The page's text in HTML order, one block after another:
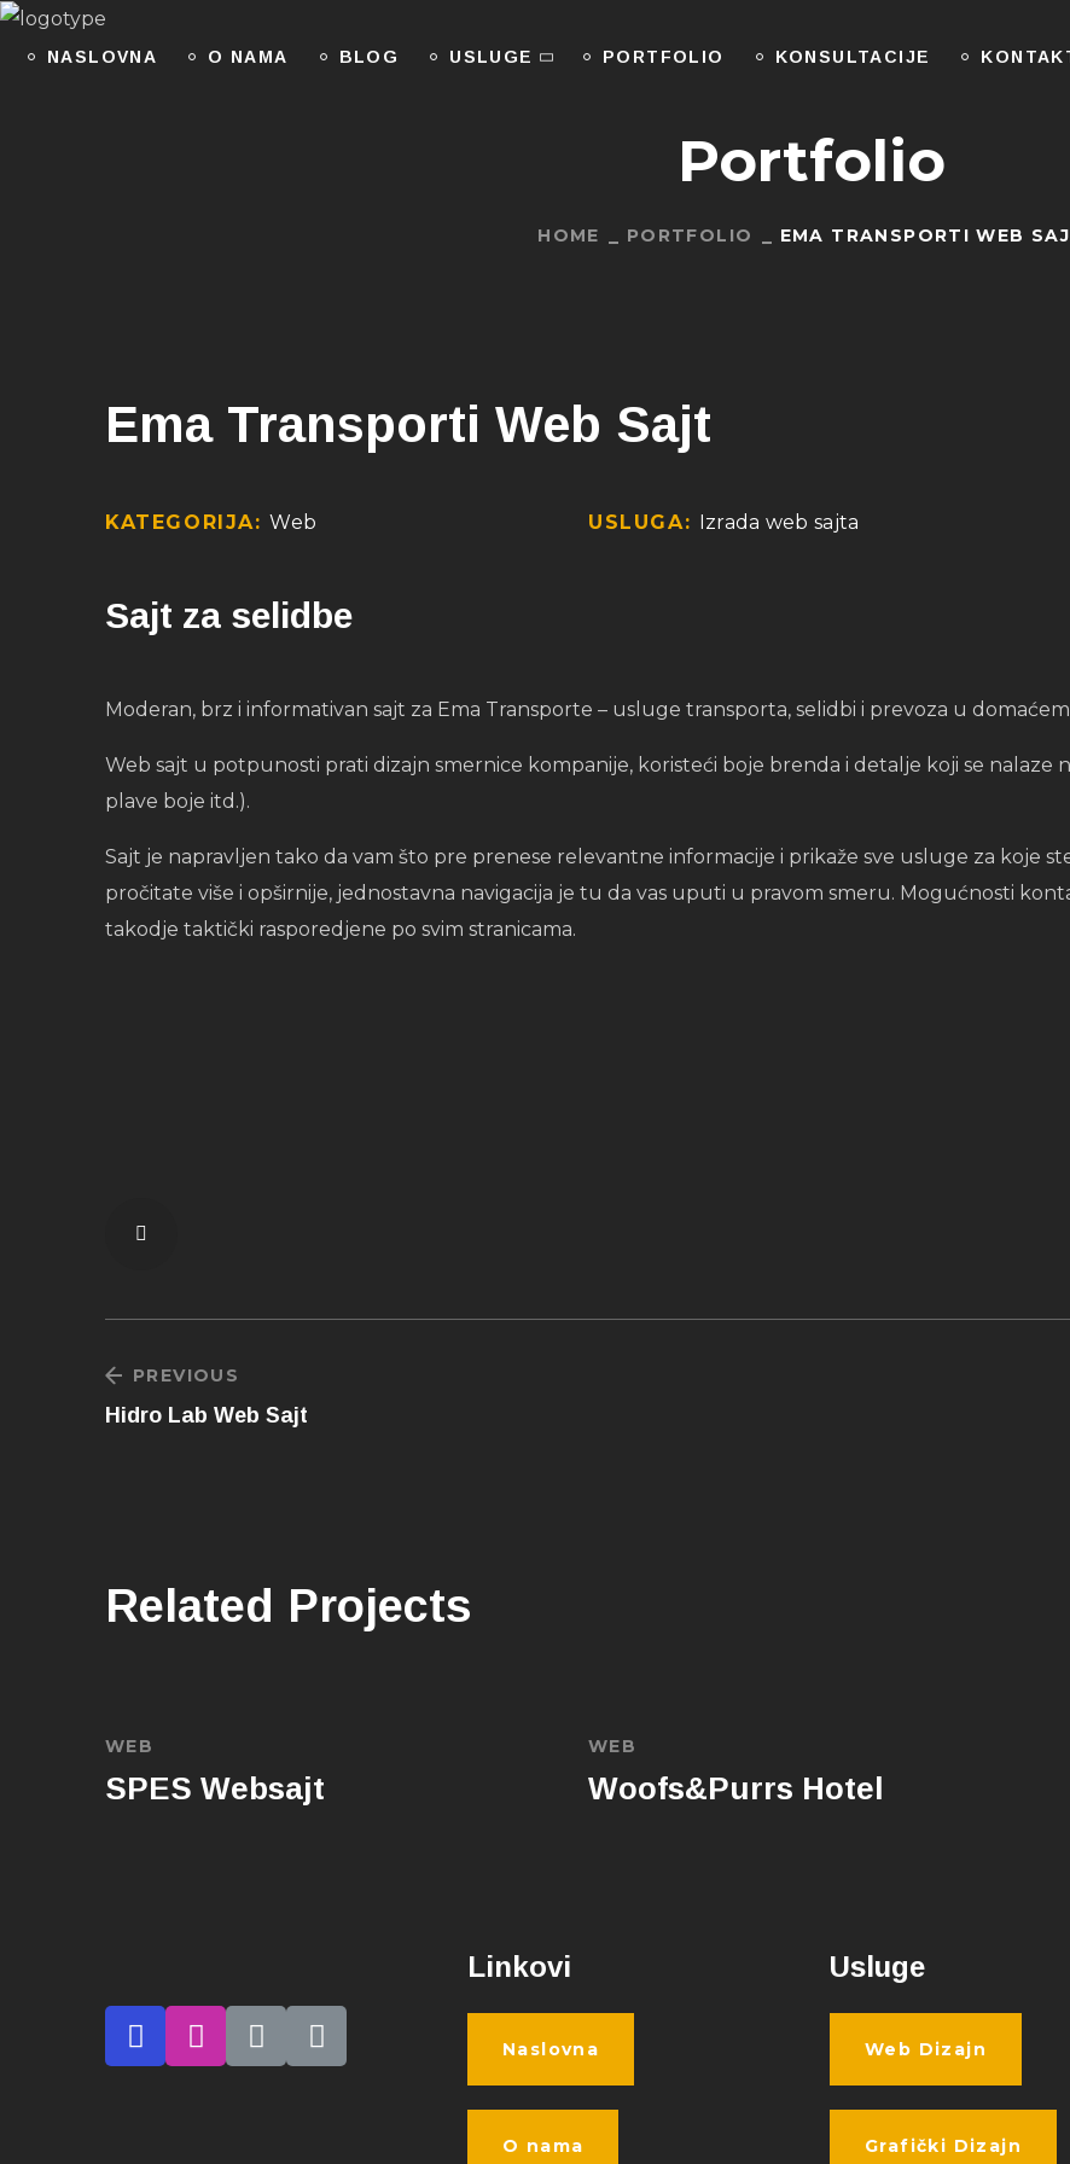
NASLOVNA O NAMA BLOG USLUGE PORTFOLIO KONSULTACIJE
Portfolio
HOME PORTFOLIO EMA TRANSPORTI WEB
Ema Transporti Web Sajt
KATEGORIJA:Web USLUGA: Izrada web sajta
Sajt za selidbe
Moderan, brz i informativan sajt za Ema Transporte – usluge transporta, selidbi i prevoza u
Web sajt u potpunosti prati dizajn smernice kompanije, koristeći boje brenda i detalje koji se nalaze
plave boje itd.).
Sajt je napravljen tako da vam što pre prenese relevantne informacije i prikaže sve usluge za koje
pročitate više i opširnije, jednostavna navigacija je tu da vas uputi u pravom smeru. Mogućnosti
takodje taktički rasporedjene po svim stranicama.
PREVIOUS
Hidro Lab Web Sajt
Related Projects
WEB
SPES Websajt
WEB
Woofs&Purrs Hotel
Linkovi
Naslovna
O nama
Usluge
Web Dizajn
Grafički Dizajn